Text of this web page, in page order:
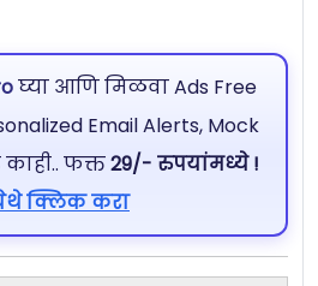
घ्या आणि मिळवा Ads Free
Email Alerts, Mock
फक्त29/- रुपयांमध्ये !
क्लिक करा